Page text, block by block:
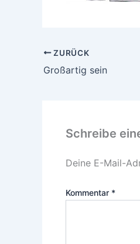
ZURÜCK
Großartig sein
Schreibe
Deine E-Mail-
Kommentar *